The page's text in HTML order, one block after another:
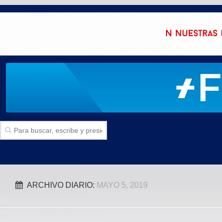
SECCIONES
Politica
ARCHIVO DIARIO: MAYO 5, 2019